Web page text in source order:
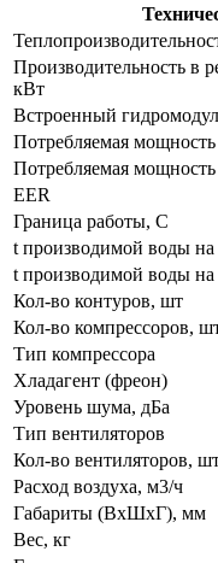
Производительность в
кВт
Встроенный
Потребляемая
Потребляемая
EER
Граница работы, С
t производимой воды на
t производимой воды на
Кол-во контуров, шт
Кол-во компрессоров,
Тип компрессора
Хладагент (фреон)
Уровень шума, дБа
Тип вентиляторов
Кол-во вентиляторов,
Расход воздуха, м3/ч
Габариты (ВxШxГ), мм
Вес, кг